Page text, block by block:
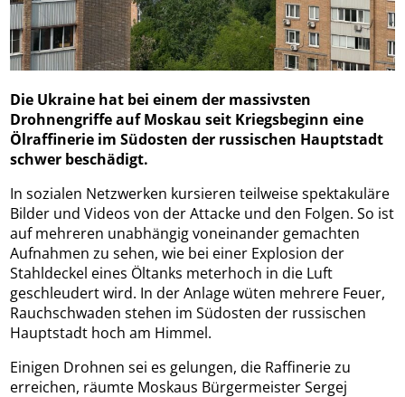
Die Ukraine hat bei einem der massivsten
Drohnengriffe auf Moskau seit Kriegsbeginn eine
Ölraffinerie im Südosten der russischen Hauptstadt
schwer beschädigt.
In sozialen Netzwerken kursieren teilweise spektakuläre
Bilder und Videos von der Attacke und den Folgen. So ist
auf mehreren unabhängig voneinander gemachten
Aufnahmen zu sehen, wie bei einer Explosion der
Stahldeckel eines Öltanks meterhoch in die Luft
geschleudert wird. In der Anlage wüten mehrere Feuer,
Rauchschwaden stehen im Südosten der russischen
Hauptstadt hoch am Himmel.
Einigen Drohnen sei es gelungen, die Raffinerie zu
erreichen, räumte Moskaus Bürgermeister Sergej